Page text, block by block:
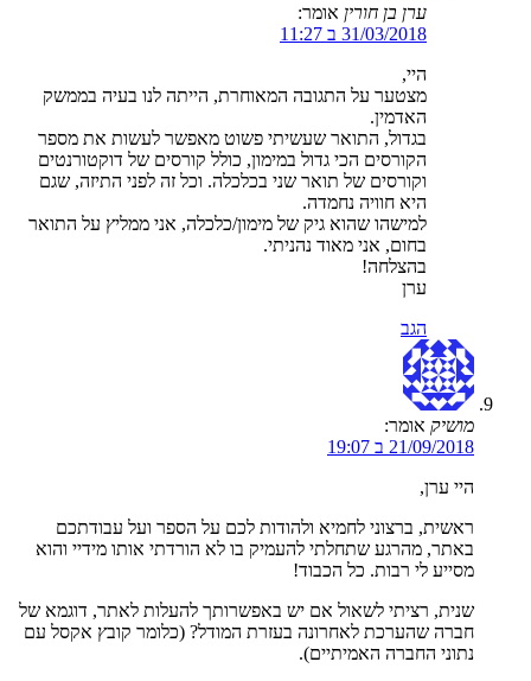
ערן בן חורין אומר:
31/03/2018 ב 11:27
היי,
מצטער על התגובה המאוחרת, הייתה לנו בעיה בממשק
האדמין.
בגדול, התואר שעשיתי פשוט מאפשר לעשות את מספר
הקורסים הכי גדול במימון, כולל קורסים של דוקטורנטים
וקורסים של תואר שני בכלכלה. וכל זה לפני התיזה, שגם
היא חוויה נחמדה.
למישהו שהוא גיק של מימון/כלכלה, אני ממליץ על התואר
בחום, אני מאוד נהניתי.
בהצלחה!
ערן
הגב
מושיק אומר:
21/09/2018 ב 19:07
היי ערן,
ראשית, ברצוני לחמיא ולהודות לכם על הספר ועל עבודתכם
באתר, מהרגע שתחלתי להעמיק בו לא הורדתי אותו מידיי והוא
מסייע לי רבות. כל הכבוד!
שנית, רציתי לשאול אם יש באפשרותך להעלות לאתר, דוגמא של
חברה שהערכת לאחרונה בעזרת המודל? (כלומר קובץ אקסל עם
נתוני החברה האמיתיים).